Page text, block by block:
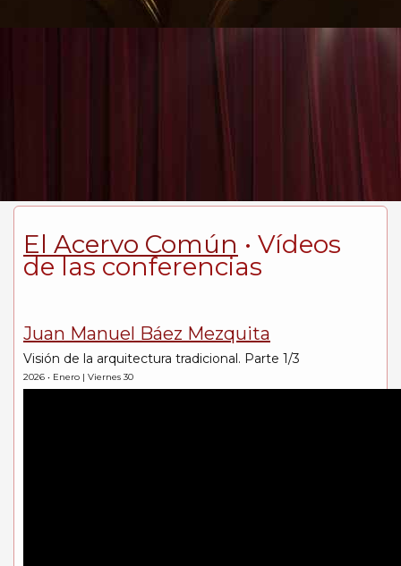
El Acervo Común • Vídeos
de las conferencias
Juan Manuel Báez Mezquita
Visión de la arquitectura tradicional. Parte 1/3
2026 • Enero | Viernes 30